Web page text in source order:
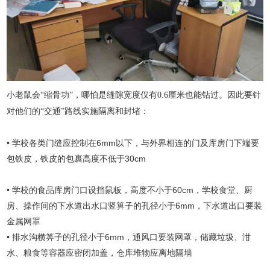
小老鼠会“缩骨功”，哪怕是缝隙宽度仅有0.6厘米也能钻过。因此要针
对他们的“交通”路线实施隔离和封堵：
• 学校各类门缝应控制在6mm以下，与外界相连的门及库房门下端要
包铁皮，铁皮的包裹高度不低于30cm
• 学校的食品库房门口设挡鼠板，高度不小于60cm，学校食堂、厨
房、操作间的下水道出水口竖箅子的孔径小于6mm，下水道出口要装
金属网罩
• 排水沟横箅子的孔径小于6mm，通风口要装网罩，储藏垃圾、泔
水、粮食等容器应密闭加盖，仓库堆物应离地隔墙